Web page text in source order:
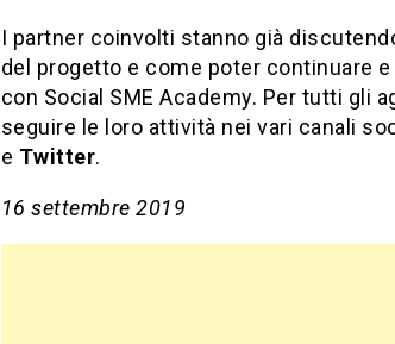
I partner coinvolti stanno già
del progetto e come poter continuare
con Social SME Academy. Per tutti gli
seguire le loro attività nei vari canali
e Twitter.
16 settembre 2019